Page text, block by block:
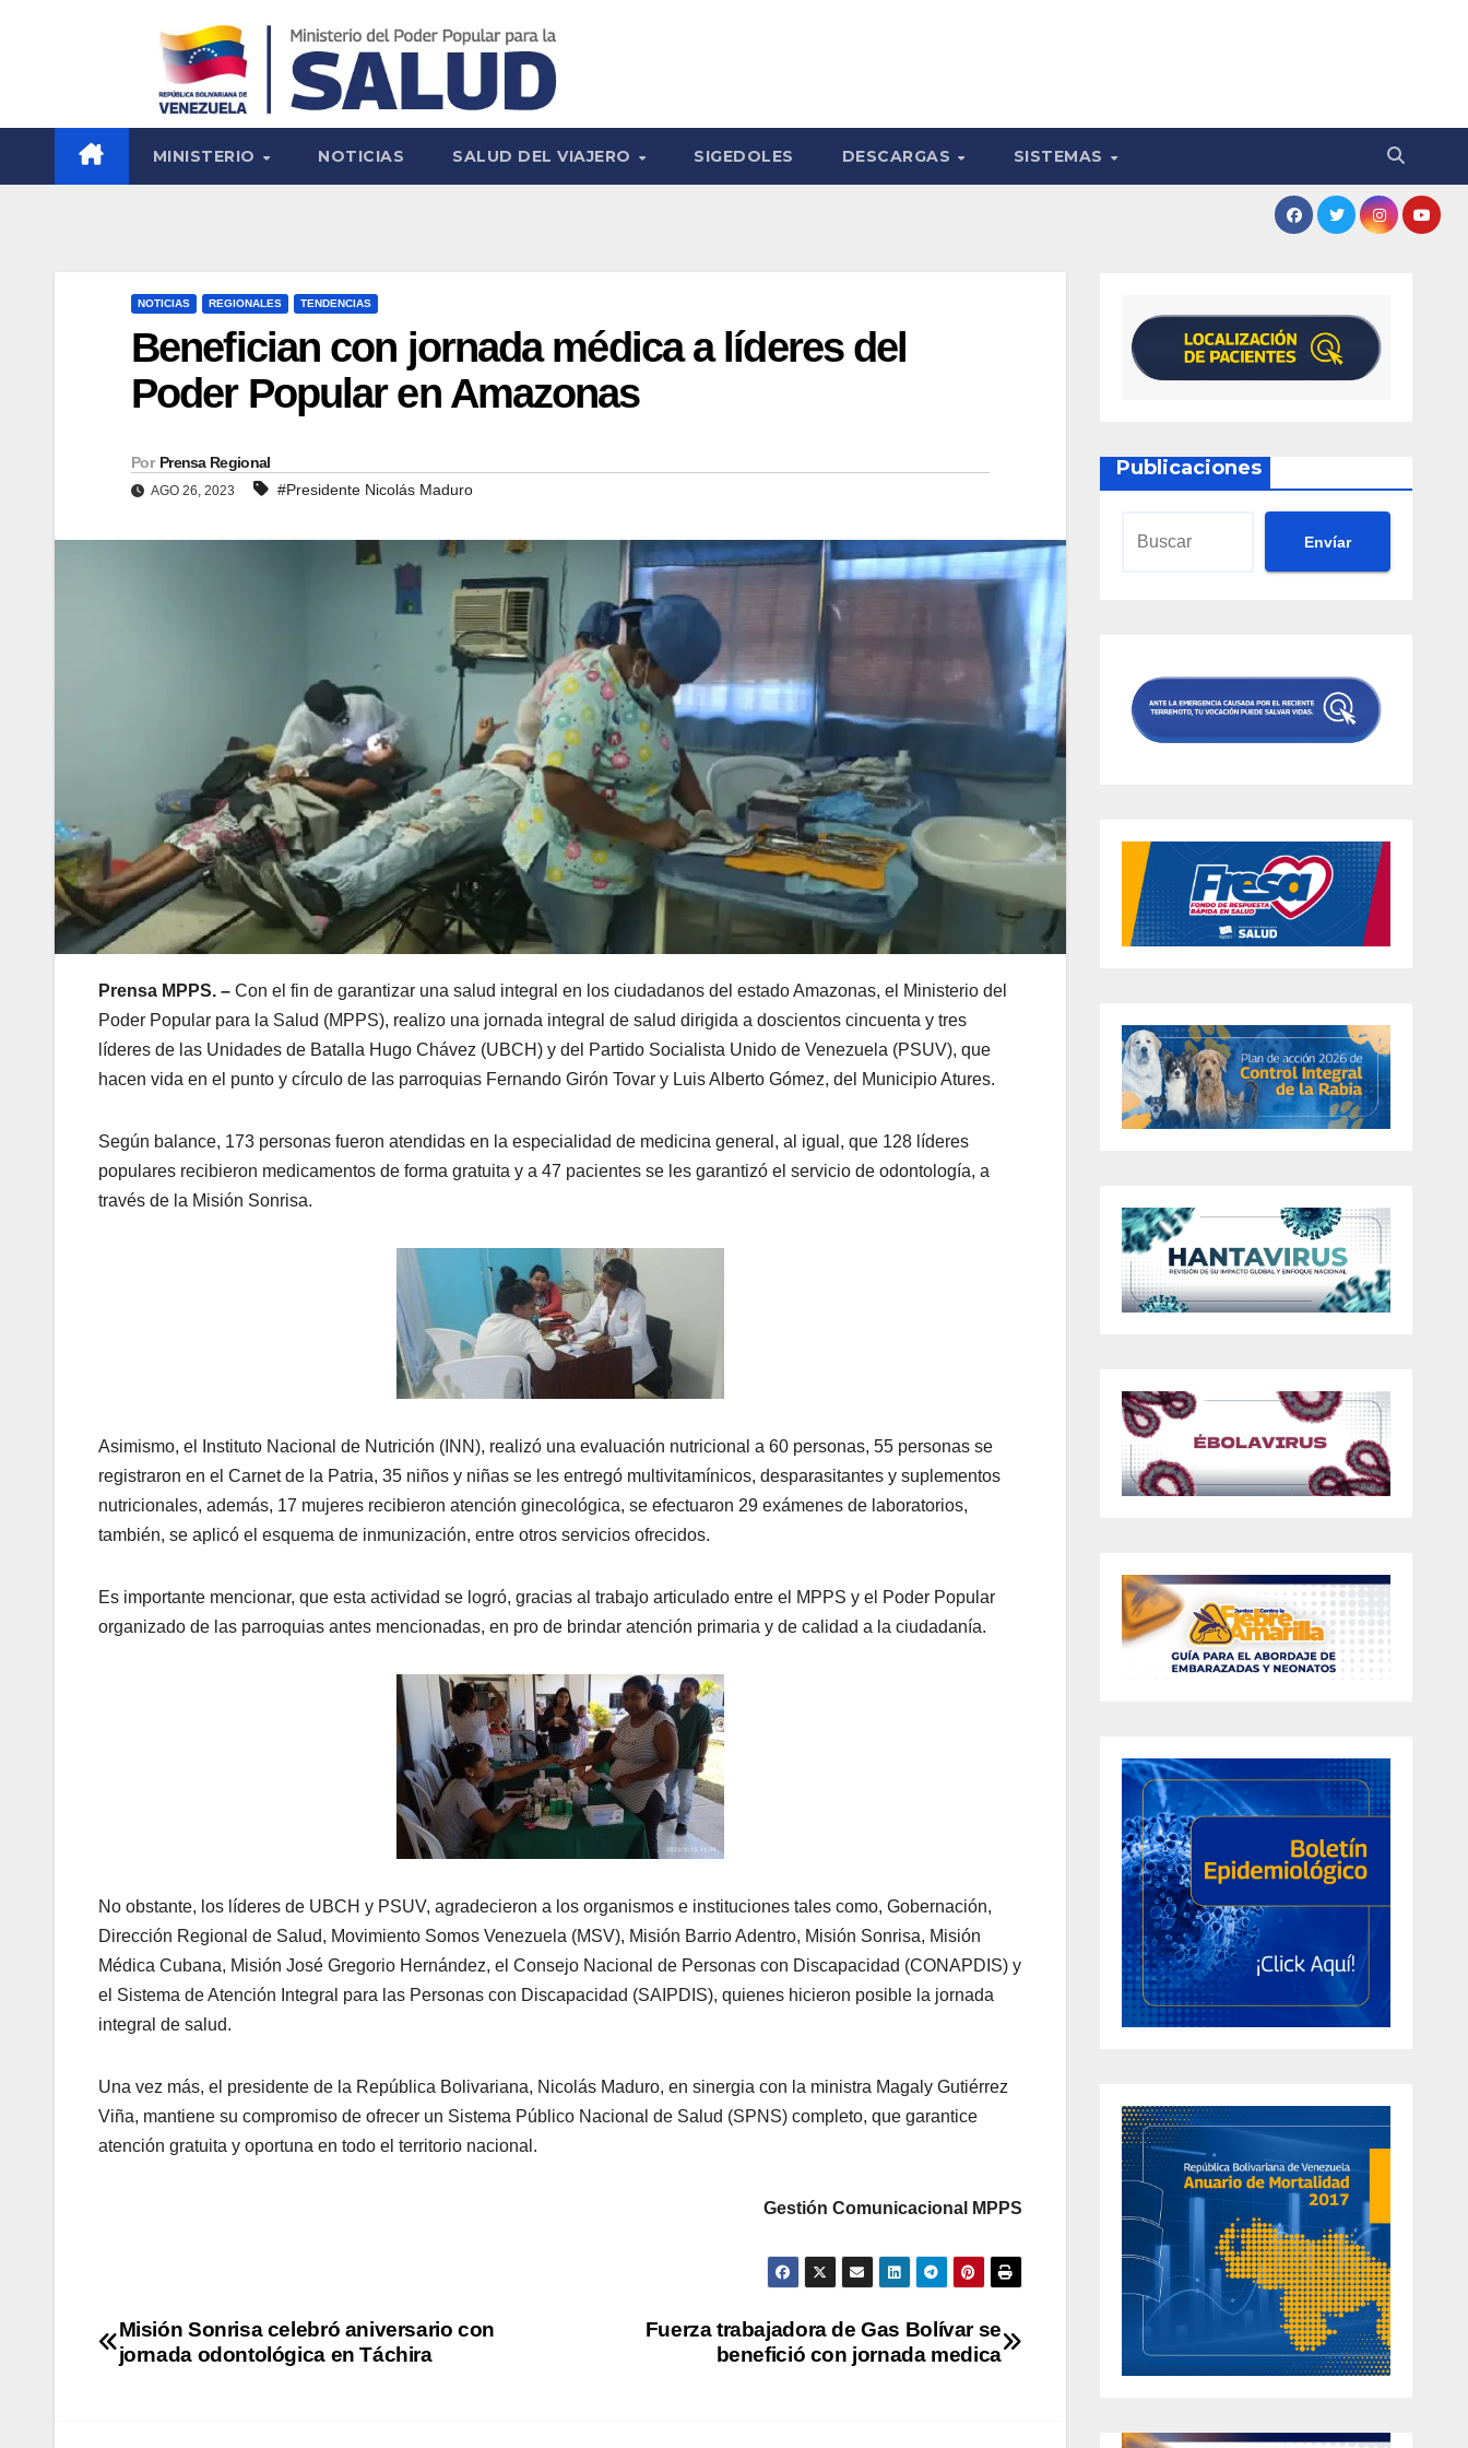
MINISTERIO NOTICIAS SALUD DEL VIAJERO SIGEDOLES DESCARGAS SISTEMAS
NOTICIAS REGIONALES TENDENCIAS
Benefician con jornada médica a líderes del
Poder Popular en Amazonas
Por Prensa Regional
AGO 26, 2023 #Presidente Nicolás Maduro
Prensa MPPS. – Con el fin de garantizar una salud integral en los ciudadanos del estado Amazonas, el Ministerio del
Poder Popular para la Salud (MPPS), realizo una jornada integral de salud dirigida a doscientos cincuenta y tres
líderes de las Unidades de Batalla Hugo Chávez (UBCH) y del Partido Socialista Unido de Venezuela (PSUV), que
hacen vida en el punto y círculo de las parroquias Fernando Girón Tovar y Luis Alberto Gómez, del Municipio Atures.
Según balance, 173 personas fueron atendidas en la especialidad de medicina general, al igual, que 128 líderes
populares recibieron medicamentos de forma gratuita y a 47 pacientes se les garantizó el servicio de odontología, a
través de la Misión Sonrisa.
Asimismo, el Instituto Nacional de Nutrición (INN), realizó una evaluación nutricional a 60 personas, 55 personas se
registraron en el Carnet de la Patria, 35 niños y niñas se les entregó multivitamínicos, desparasitantes y suplementos
nutricionales, además, 17 mujeres recibieron atención ginecológica, se efectuaron 29 exámenes de laboratorios,
también, se aplicó el esquema de inmunización, entre otros servicios ofrecidos.
Es importante mencionar, que esta actividad se logró, gracias al trabajo articulado entre el MPPS y el Poder Popular
organizado de las parroquias antes mencionadas, en pro de brindar atención primaria y de calidad a la ciudadanía.
No obstante, los líderes de UBCH y PSUV, agradecieron a los organismos e instituciones tales como, Gobernación,
Dirección Regional de Salud, Movimiento Somos Venezuela (MSV), Misión Barrio Adentro, Misión Sonrisa, Misión
Médica Cubana, Misión José Gregorio Hernández, el Consejo Nacional de Personas con Discapacidad (CONAPDIS) y
el Sistema de Atención Integral para las Personas con Discapacidad (SAIPDIS), quienes hicieron posible la jornada
integral de salud.
Una vez más, el presidente de la República Bolivariana, Nicolás Maduro, en sinergia con la ministra Magaly Gutiérrez
Viña, mantiene su compromiso de ofrecer un Sistema Público Nacional de Salud (SPNS) completo, que garantice
atención gratuita y oportuna en todo el territorio nacional.
Gestión Comunicacional MPPS
Fuerza trabajadora de Gas Bolívar se
benefició con jornada medica
Misión Sonrisa celebró aniversario con
jornada odontológica en Táchira
Publicaciones
Envíar